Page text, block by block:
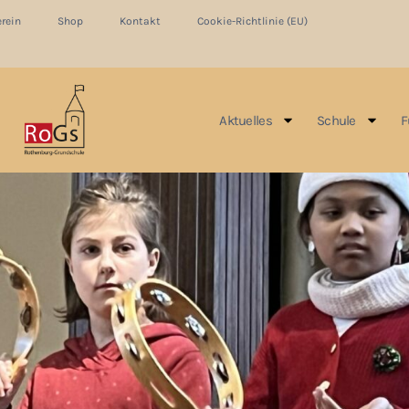
Shop Kontakt
Cookie-Richtlinie (EU)
Aktuelles Schule